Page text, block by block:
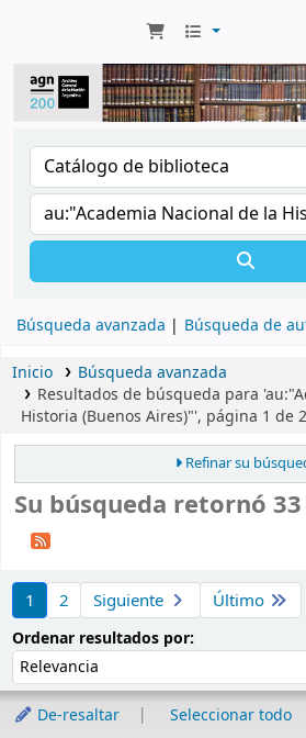
Búsqueda avanzada Búsqueda de
Inicio
Búsqueda avanzada
Resultados de búsqueda para
Historia (Buenos Aires)"', página 1 de 2
Refinar su
Su búsqueda retornó
1
2 Siguiente Último
Ordenar resultados por:
De-resaltar Seleccionar todo